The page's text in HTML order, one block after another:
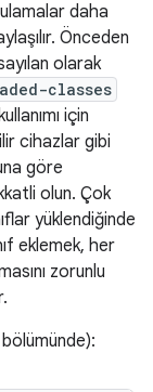
daha
Önceden
olarak
classes
için
cihazlar gibi
göre
olun. Çok
yüklendiğinde
eklemek, her
zorunlu
bölümünde):